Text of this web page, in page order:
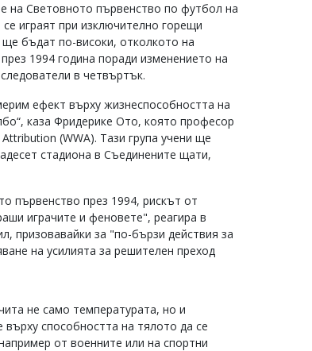
на Световното първенство по футбол на
играят при изключително горещи
бъдат по-високи, отколкото на
1994 година поради изменението на
в четвъртък.
ефект върху жизнеспособността на
каза Фридерике Ото, която професор
(WWA). Тази група учени ще
стадиона в Съединените щати,
първенство през 1994, рискът от
играчите и феновете", реагира в
призовавайки за "по-бързи действия за
на усилията за решителен преход
не само температурата, но и
способността на тялото да се
от военните или на спортни